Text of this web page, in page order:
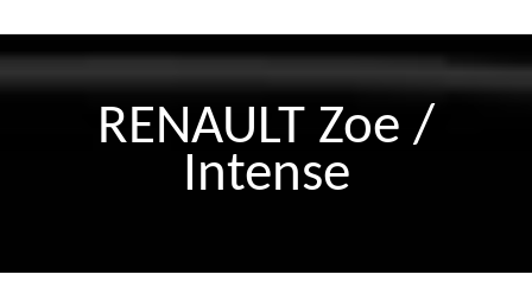
RENAULT Zoe /
Intense